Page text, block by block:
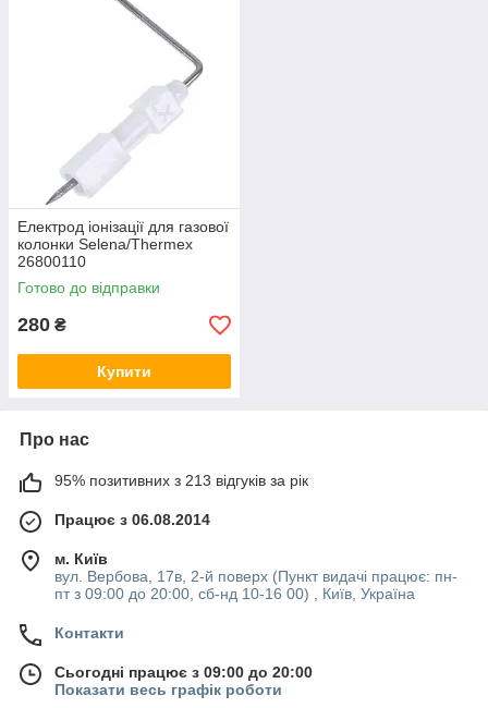
Електрод іонізації для газової
колонки Selena/Thermex
26800110
Готово до відправки
280 ₴
Купити
Про нас
95% позитивних з 213 відгуків за рік
Працює з 06.08.2014
м. Київ
вул. Вербова, 17в, 2-й поверх (Пункт видачі працює: пн-
пт з 09:00 до 20:00, сб-нд 10-16 00) , Київ, Україна
Контакти
Сьогодні працює з 09:00 до 20:00
Показати весь графік роботи